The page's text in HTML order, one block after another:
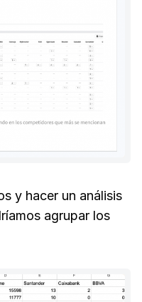
y hacer un análisis
agrupar los